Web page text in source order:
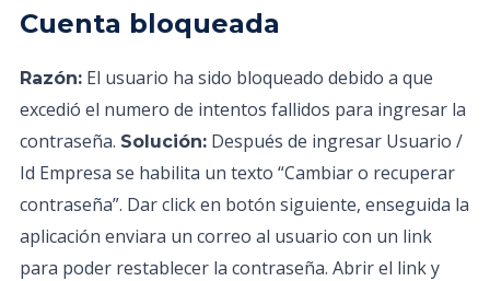
Cuenta bloqueada
Razón: El usuario ha sido bloqueado debido a que
excedió el numero de intentos fallidos para ingresar la
contraseña. Solución: Después de ingresar Usuario /
Id Empresa se habilita un texto “Cambiar o recuperar
contraseña”. Dar click en botón siguiente, enseguida la
aplicación enviara un correo al usuario con un link
para poder restablecer la contraseña. Abrir el link y